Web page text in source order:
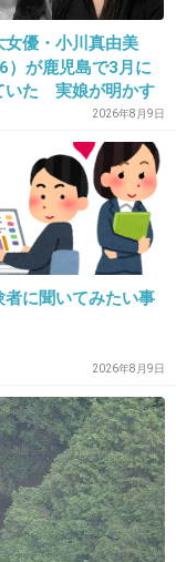
-8
？？
+12 -0
ンディングで
-5
女優・小川真由美
）が鹿児島で3月に
いた 実娘が明かす
の素顔と空白の晩年
2026年8月9日
者に聞いてみたい事
2026年8月9日